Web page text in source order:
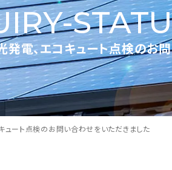
電、エコキュート点検のお
ュート点検のお問い合わせをいただきました